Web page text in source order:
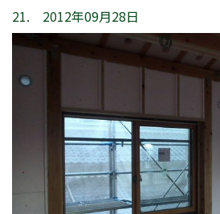
21. 2012年09月28日